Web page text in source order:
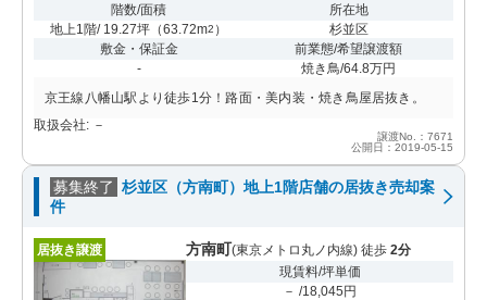
階数/面積
地上1階/ 19.27坪 （63.72m2 ）
所在地
杉並区
敷金・保証金
-
前業態/希望譲渡額
焼き鳥/64.8万円
京王線八幡山駅より徒歩1分！路面・美内装・焼き鳥屋居抜き。
取扱会社: －
譲渡No.：7671
公開日：2019-05-15
募集終了 杉並区（方南町）地上1階店舗の居抜き売却案
件
居抜き譲渡 方南町(東京メトロ丸ノ内線) 徒歩 2分
現賃料/坪単価
－ /18,045円